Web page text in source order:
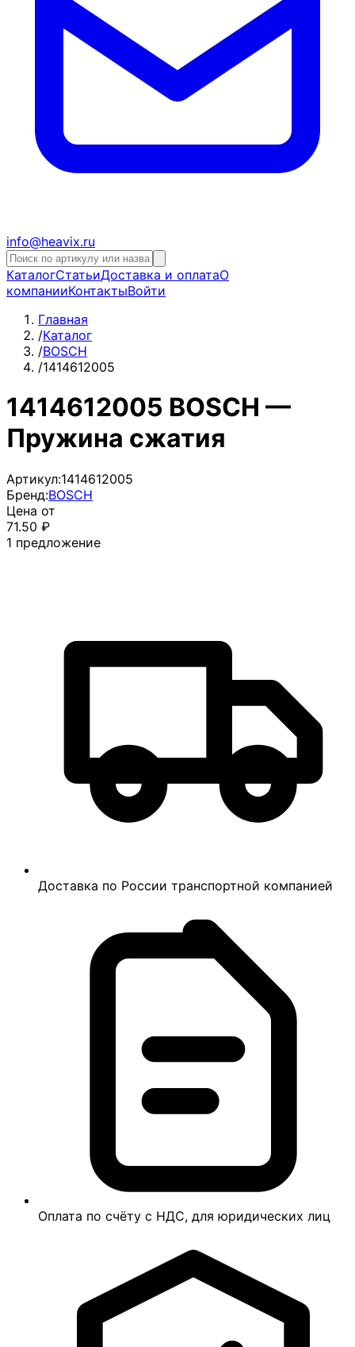
info@heavix.ru
КаталогСтатьиДоставка и оплатаО
компанииКонтактыВойти
Главная
/Каталог
/BOSCH
/1414612005
1414612005 BOSCH —
Пружина сжатия
Артикул:1414612005
Бренд:BOSCH
Цена от
71.50 ₽
1 предложение
Доставка по России транспортной компанией
Оплата по счёту с НДС, для юридических лиц